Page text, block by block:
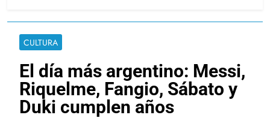
CULTURA
El día más argentino: Messi,
Riquelme, Fangio, Sábato y
Duki cumplen años